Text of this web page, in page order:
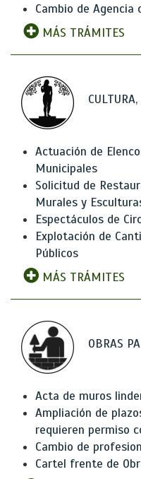
Cambio de Agencia
MÁS TRÁMITES
Actuación de
Municipales
Solicitud de
Murales y
Espectáculos de
Explotación de
Públicos
MÁS TRÁMITES
OBRAS
Acta de muros
Ampliación de
requieren permiso
Cambio de
Cartel frente de